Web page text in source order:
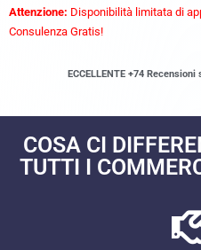
Attenzione: Disponibilità limitata di
Consulenza Gratis!
ECCELLENTE +74 Recensioni
COSA CI
TUTTI I